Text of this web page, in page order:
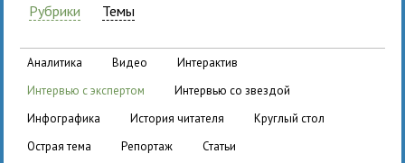
Рубрики Темы
аналитика видео
интерактив
интервью с экспертом
интервью со звездой
инфографика
история читателя
круглый стол
острая тема
репортаж статьи